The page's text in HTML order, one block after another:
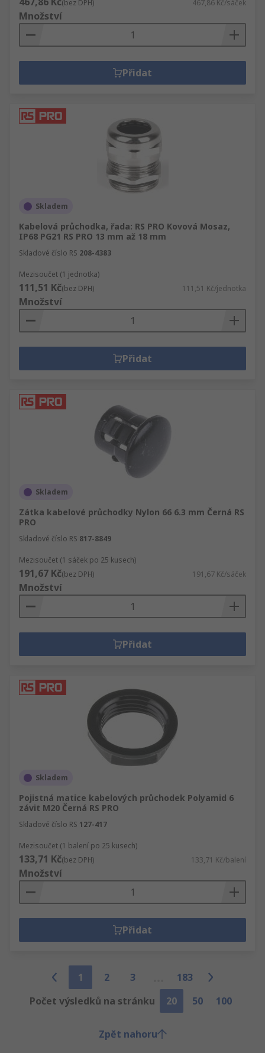
(bez DPH) 467,86 Kč/sáček
Množství
Přidat
Skladem
Kabelová průchodka, řada: RS PRO Kovová Mosaz,
IP68 PG21 RS PRO 13 mm až 18 mm
Skladové číslo RS 208-4383
Mezisoučet (1 jednotka)
111,51 Kč(bez DPH) 111,51 Kč/jednotka
Množství
Přidat
Skladem
Zátka kabelové průchodky Nylon 66 6.3 mm Černá RS
PRO
Skladové číslo RS 817-8849
Mezisoučet (1 sáček po 25 kusech)
191,67 Kč(bez DPH) 191,67 Kč/sáček
Množství
Přidat
Skladem
Pojistná matice kabelových průchodek Polyamid 6
závit M20 Černá RS PRO
Skladové číslo RS 127-417
Mezisoučet (1 balení po 25 kusech)
133,71 Kč(bez DPH) 133,71 Kč/balení
Množství
Přidat
1 2 3
183
Počet výsledků na stránku
20 50 100
Zpět nahoru